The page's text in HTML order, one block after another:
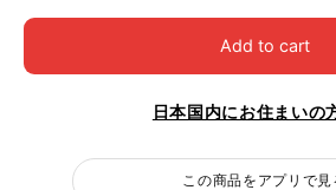
Add to cart
日本国内にお住まいの
この商品をアプリで見